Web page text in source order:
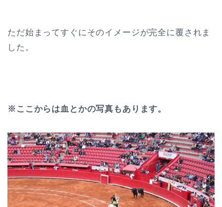
ただ始まってすぐにそのイメージが完全に覆されま
した。
※ここからは血とかの写真もあります。